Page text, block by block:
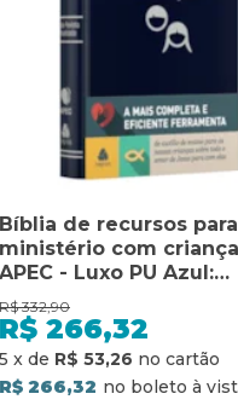
Bíblia de recursos
ministério com
APEC - Luxo PU Azul:
ferramenta de auxílio
ensino para as nossas
crianças sobre todo o
de Jesus para com elas
R$ 332,90
R$ 266,32
5 x de R$ 53,26
R$ 266,32